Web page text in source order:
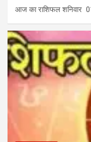
आज का राशिफल शनिवार